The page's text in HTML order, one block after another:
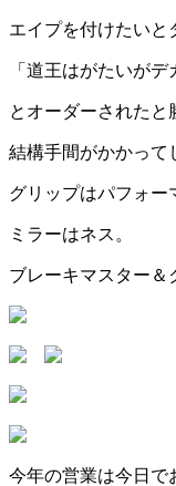
エイプを付けたいと
「道王はがたいが
とオーダーされたと
結構手間がかかって
グリップはパフォー
ミラーはネス。
ブレーキマスター＆
今年の営業は今日で